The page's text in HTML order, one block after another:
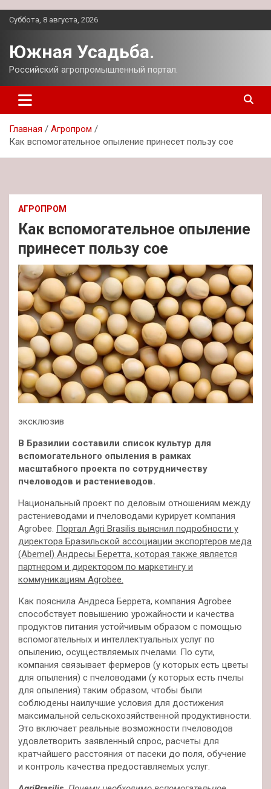
Перейти
Суббота, 8 августа, 2026
Южная Усадьба.
Российский агропромышленный портал.
Главная
Агропром
Как вспомогательное опыление принесет пользу сое
АГРОПРОМ
Как вспомогательное опыление
принесет пользу сое
эксклюзив
В Бразилии составили список культур для
вспомогательного опыления в рамках
масштабного проекта по сотрудничеству
пчеловодов и растениеводов.
Национальный проект по деловым отношениям между
растениеводами и пчеловодами курирует компания
Agrobee. Портал Аgri Вrasilis выяснил подробности у
директора Бразильской ассоциации экспортеров меда
(Abemel) Андресы Беретта, которая также является
партнером и директором по маркетингу и
коммуникациям Agrobee.
Как пояснила Андреса Беррета, компания Agrobee
способствует повышению урожайности и качества
продуктов питания устойчивым образом с помощью
вспомогательных и интеллектуальных услуг по
опылению, осуществляемых пчелами. По сути,
компания связывает фермеров (у которых есть цветы
для опыления) с пчеловодами (у которых есть пчелы
для опыления) таким образом, чтобы были
соблюдены наилучшие условия для достижения
максимальной сельскохозяйственной продуктивности.
Это включает реальные возможности пчеловодов
удовлетворить заявленный спрос, расчеты для
кратчайшего расстояния от пасеки до поля, обучение
и контроль качества предоставляемых услуг.